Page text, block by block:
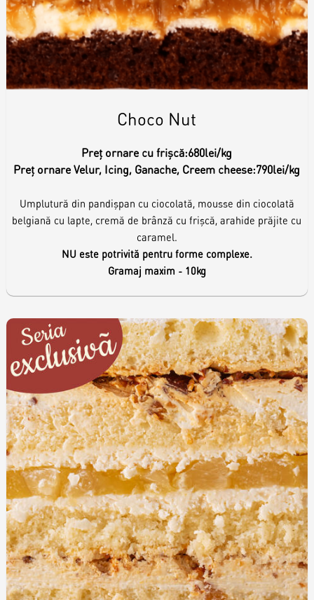
Choco Nut
Preț ornare cu frișcă:680lei/kg
Preț ornare Velur, Icing, Ganache, Creem cheese:790lei/kg
Umplutură din pandișpan cu ciocolată, mousse din ciocolată
belgiană cu lapte, cremă de brânză cu frișcă, arahide prăjite cu
caramel.
NU este potrivită pentru forme complexe.
Gramaj maxim - 10kg